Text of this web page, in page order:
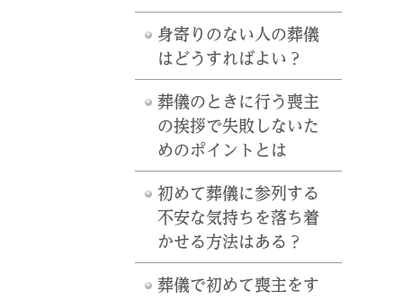
身寄りのない人の葬儀
はどうすればよい？
葬儀のときに行う喪主
の挨拶で失敗しないた
めのポイントとは
初めて葬儀に参列する
不安な気持ちを落ち着
かせる方法はある？
葬儀で初めて喪主をす